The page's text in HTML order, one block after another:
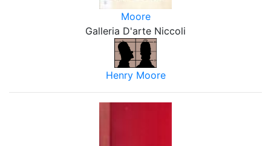
Moore
Galleria D'arte Niccoli
Henry Moore